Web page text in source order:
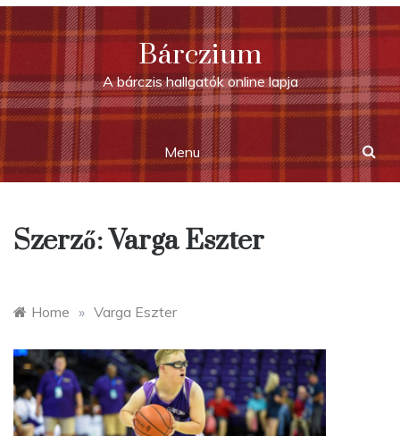
Skip
to
content
Bárczium
A bárczis hallgatók online lapja
Menu
Szerző:Varga Eszter
Home » Varga Eszter